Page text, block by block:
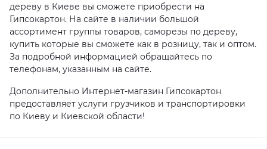
дереву в Киеве вы сможете приобрести на
Гипсокартон. На сайте в наличии большой
ассортимент группы товаров, саморезы по дереву,
купить которые вы сможете как в розницу, так и оптом.
За подробной информацией обращайтесь по
телефонам, указанным на сайте.
Дополнительно Интернет-магазин Гипсокартон
предоставляет услуги грузчиков и транспортировки
по Киеву и Киевской области!